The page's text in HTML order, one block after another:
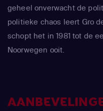
geheel onverwacht de
politieke chaos leert Gro
schopt het in 1981 tot de
Noorwegen ooit.